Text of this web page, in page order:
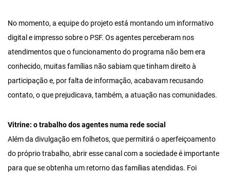
No momento, a equipe do projeto está montando um informativo
digital e impresso sobre o PSF. Os agentes perceberam nos
atendimentos que o funcionamento do programa não bem era
conhecido, muitas famílias não sabiam que tinham direito à
participação e, por falta de informação, acabavam recusando
contato, o que prejudicava, também, a atuação nas comunidades.
Vitrine: o trabalho dos agentes numa rede social
Além da divulgação em folhetos, que permitirá o aperfeiçoamento
do próprio trabalho, abrir esse canal com a sociedade é importante
para que se obtenha um retorno das famílias atendidas. Foi